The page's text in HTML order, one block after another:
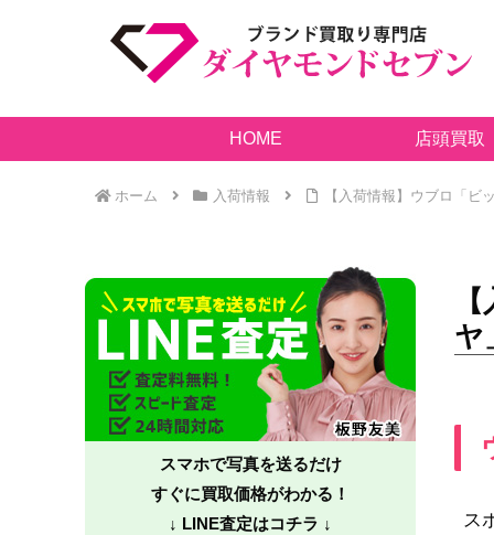
HOME 店頭買取
ホーム 入荷情報 【入荷情報】ウブロ「
ヤ
ス
スマホで写真を送るだけ
すぐに買取価格がわかる！
↓ LINE査定はコチラ ↓